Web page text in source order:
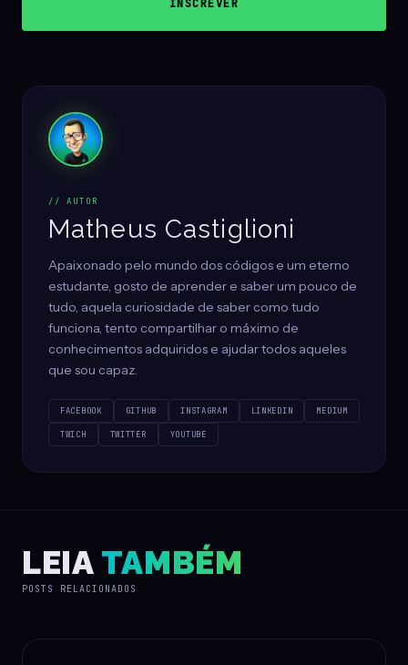
// AUTOR
Matheus Castiglioni
Apaixonado pelo mundo dos códigos e um eterno
estudante, gosto de aprender e saber um pouco de
tudo, aquela curiosidade de saber como tudo
funciona, tento compartilhar o máximo de
conhecimentos adquiridos e ajudar todos aqueles
que sou capaz.
FACEBOOK GITHUB INSTAGRAM LINKEDIN MEDIUM
TWICH TWITTER YOUTUBE
LEIA TAMBÉM
POSTS RELACIONADOS